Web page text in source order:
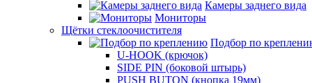
Камеры заднего вида
Мониторы
Щётки стеклоочистителя
Подбор по
U-HOOK (крючок)
SIDE PIN (боковой штырь)
PUSH BUTON (кнопка 19мм)